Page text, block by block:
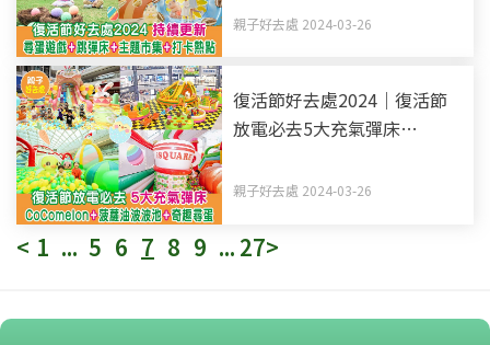
（持續更新）
親子好去處 2024-03-26
復活節好去處2024｜復活節
放電必去5大充氣彈床
+奇趣尋蛋
親子好去處 2024-03-26
< 1 ... 5 6 7 8 9 ... 27>